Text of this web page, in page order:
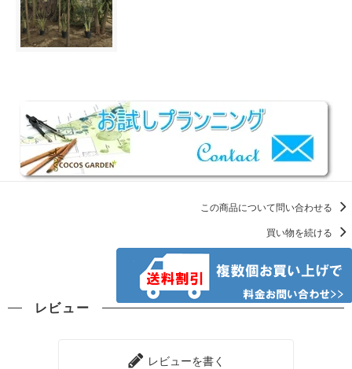
この商品について問い合わせる
買い物を続ける
レビュー
レビューを書く